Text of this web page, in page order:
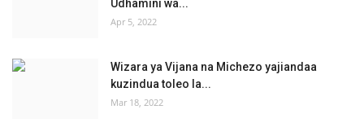
Udhamini wa...
Apr 5, 2022
Wizara ya Vijana na Michezo yajiandaa
kuzindua toleo la...
Mar 18, 2022